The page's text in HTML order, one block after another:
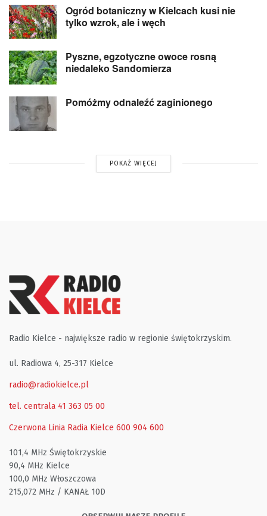
Ogród botaniczny w Kielcach kusi nie
tylko wzrok, ale i węch
Pyszne, egzotyczne owoce rosną
niedaleko Sandomierza
Pomóżmy odnaleźć zaginionego
POKAŻ WIĘCEJ
Radio Kielce - największe radio w regionie świętokrzyskim.
ul. Radiowa 4, 25-317 Kielce
radio@radiokielce.pl
tel. centrala 41 363 05 00
Czerwona Linia Radia Kielce 600 904 600
101,4 MHz Świętokrzyskie
90,4 MHz Kielce
100,0 MHz Włoszczowa
215,072 MHz / KANAŁ 10D